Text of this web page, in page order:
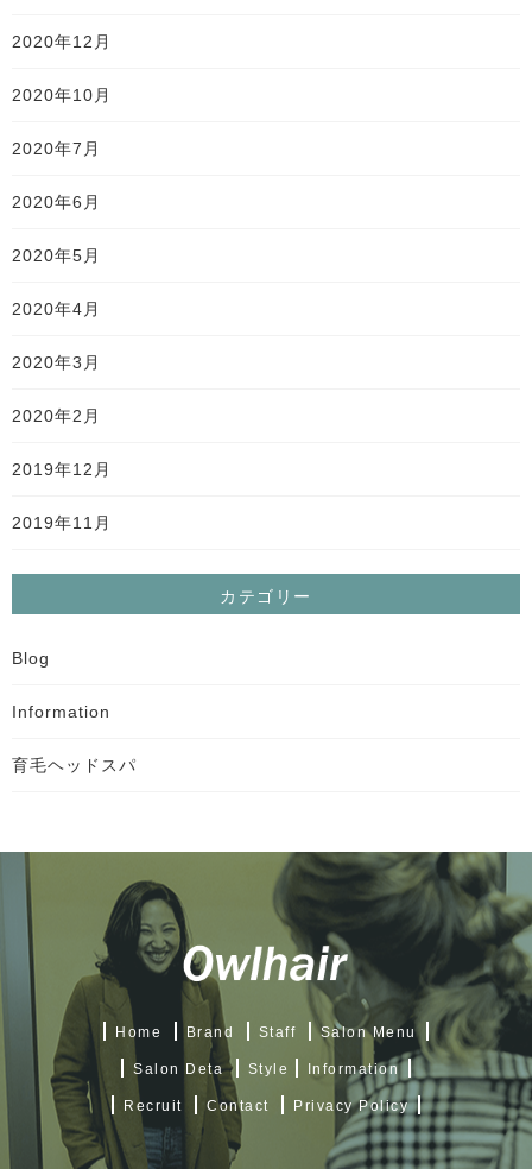
2020年12月
2020年10月
2020年7月
2020年6月
2020年5月
2020年4月
2020年3月
2020年2月
2019年12月
2019年11月
カテゴリー
Blog
Information
育毛ヘッドスパ
Home Brand Staff Salon Menu
Salon Deta Style Information
Recruit Contact Privacy Policy